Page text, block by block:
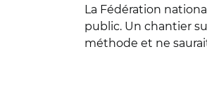
La Fédération
public. Un chantier
méthode et ne